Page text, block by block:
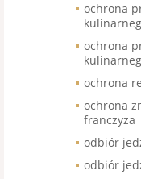
ochrona
ochrona
ochrona
ochrona
franczyza
odbiór
odbiór